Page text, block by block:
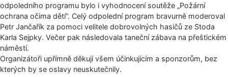
odpoledního programu bylo i vyhodnocení soutěže „Požární
ochrana očima dětí“. Celý odpolední program bravurně moderoval
Petr Jančařík za pomoci velitele dobrovolných hasičů ze Stoda
Karla Sejpky. Večer pak následovala taneční zábava na přeštickém
náměstí.
Organizátoři upřímně děkují všem účinkujícím a sponzorům, bez
kterých by se oslavy neuskutečnily.